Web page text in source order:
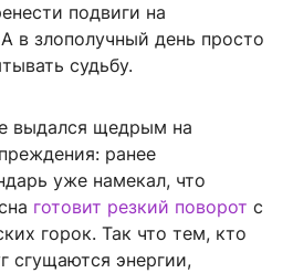
подвиги на
в злополучный день просто
судьбу.
выдался щедрым на
ранее
уже намекал, что
готовит резкий поворот с
горок. Так что тем, кто
сгущаются энергии,